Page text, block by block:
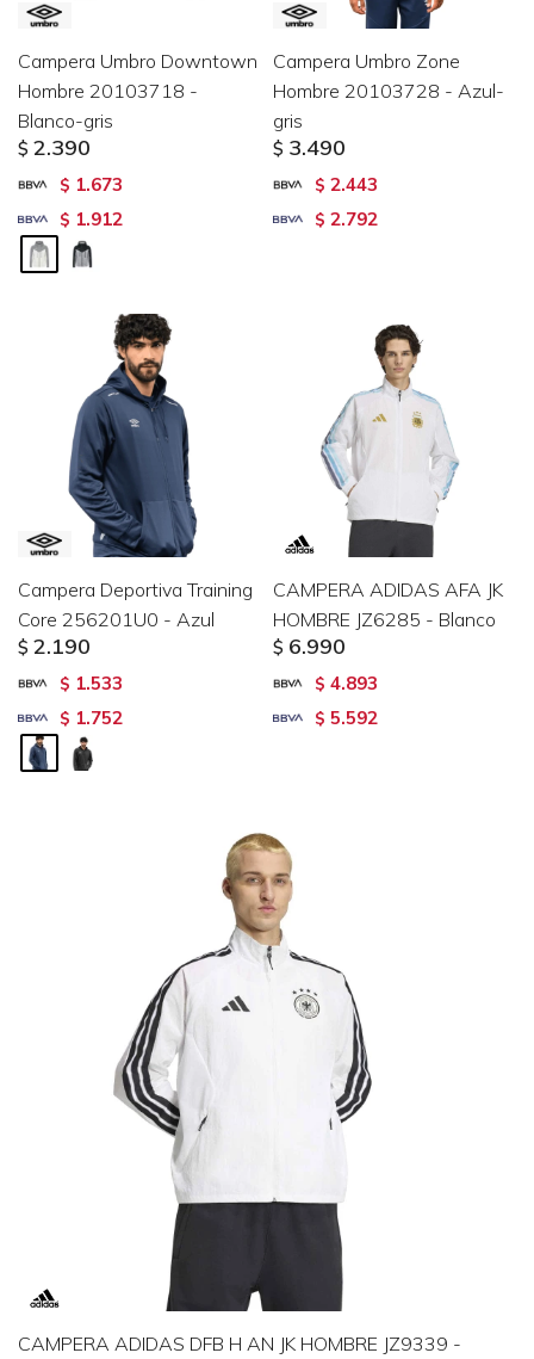
Campera Umbro Downtown
Hombre 20103718 -
Blanco-gris
$ 2.390
$ 1.673
$ 1.912
Campera Umbro Zone
Hombre 20103728 - Azul-
gris
$ 3.490
$ 2.443
$ 2.792
Campera Deportiva Training
Core 256201U0 - Azul
$ 2.190
$ 1.533
$ 1.752
CAMPERA ADIDAS AFA JK
HOMBRE JZ6285 - Blanco
$ 6.990
$ 4.893
$ 5.592
CAMPERA ADIDAS DFB H AN JK HOMBRE JZ9339 -